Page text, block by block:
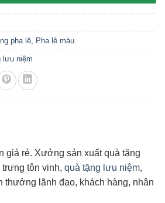
pha lê Pha lê màu
lưu niệm
giá rẻ. Xưởng sản xuất quà tặng
tôn vinh, quà tặng lưu niệm,
thưởng lãnh đạo, khách hàng, nhân